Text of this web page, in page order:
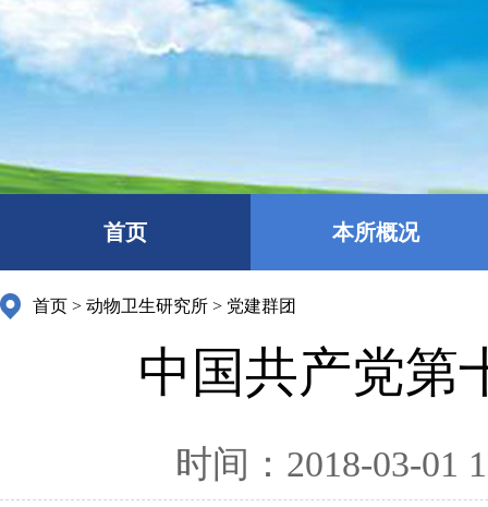
首页 本所概况
首页 > 动物卫生研究所 > 党建群团
中国共产党第
时间：2018-03-01